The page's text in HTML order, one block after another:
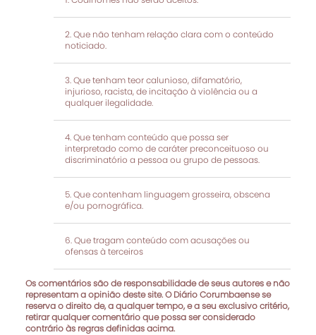
Que não tenham relação clara com o conteúdo
noticiado.
Que tenham teor calunioso, difamatório,
injurioso, racista, de incitação à violência ou a
qualquer ilegalidade.
Que tenham conteúdo que possa ser
interpretado como de caráter preconceituoso ou
discriminatório a pessoa ou grupo de pessoas.
Que contenham linguagem grosseira, obscena
e/ou pornográfica.
Que tragam conteúdo com acusações ou
ofensas à terceiros
Os comentários são de responsabilidade de seus autores e não
representam a opinião deste site. O Diário Corumbaense se
reserva o direito de, a qualquer tempo, e a seu exclusivo critério,
retirar qualquer comentário que possa ser considerado
contrário às regras definidas acima.